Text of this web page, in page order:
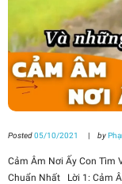
Posted05/10/2021 by
Cảm Âm Nơi Ấy Con Tìm
Chuẩn Nhất Lời 1: Cảm